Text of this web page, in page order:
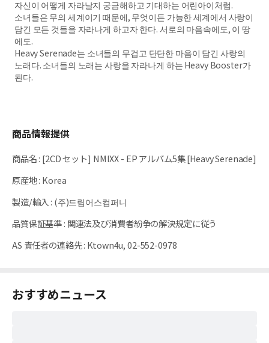
자신이 어떻게 자라날지 궁금해하고 기대하는 어린아이처럼.
소녀들은 무의 세계이기 때문에, 무엇이든 가능한 세계에서 사랑이
담긴 모든 것들을 자라나게 하고자 한다. 서로의 마음속에도, 이 땅
에도.
Heavy Serenade는 소녀들의 무겁고 단단한 마음이 담긴 사랑의
노래다. 소녀들의 노래는 사랑을 자라나게 하는 Heavy Booster가
된다.
商品情報提供
商品名: [2CD セット] NMIXX - EP アルバム5集 [Heavy Serenade]
原産地: Korea
製造/輸入 : (주)드림어스컴퍼니
品質保証基準: 関連法及び消費者紛争の解決規定に従う
AS 責任者の連絡先: Ktown4u, 02-552-0978
おすすめニュース